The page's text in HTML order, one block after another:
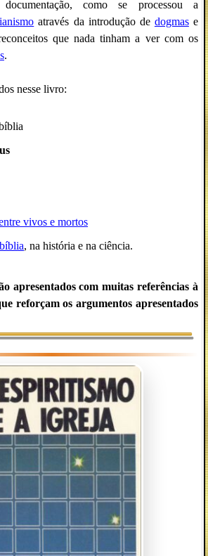
como se processou a
através da introdução de dogmase
que nada tinham a ver com os
.
nesse livro:
vivos e mortos
, na história e na ciência.
apresentados com muitas referências à
reforçam os argumentos apresentados